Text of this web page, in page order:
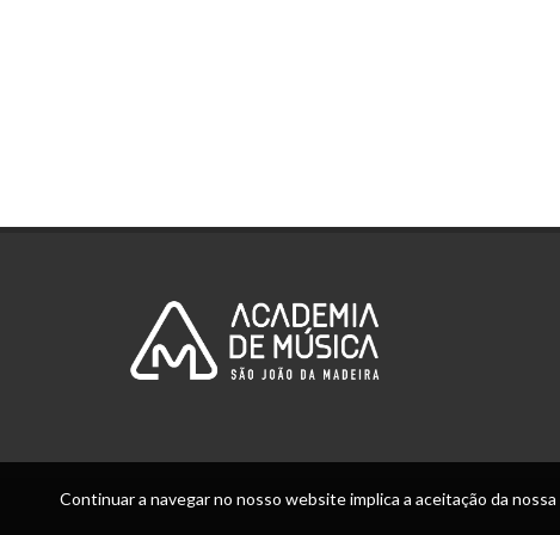
Continuar a navegar no nosso website implica a aceitação da